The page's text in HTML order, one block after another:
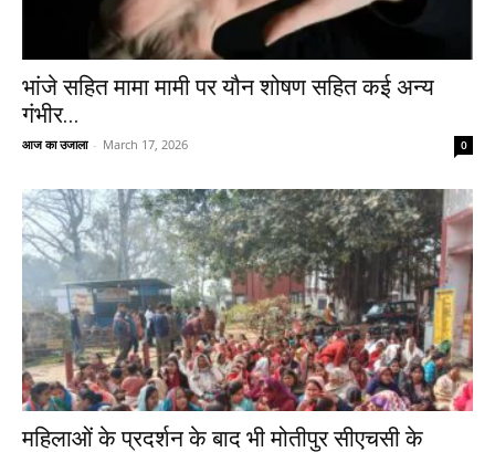
भांजे सहित मामा मामी पर यौन शोषण सहित कई अन्य
गंभीर...
आज का उजाला - March 17, 2026 0
महिलाओं के प्रदर्शन के बाद भी मोतीपुर सीएचसी के